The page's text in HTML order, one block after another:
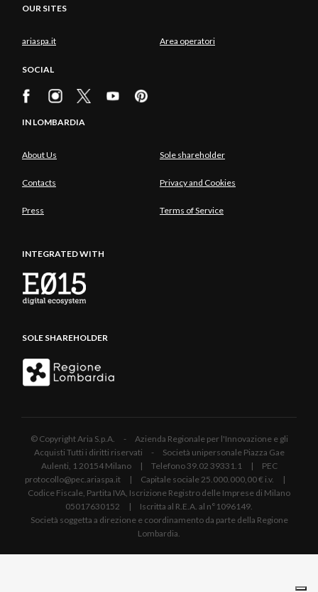
OUR SITES
ariaspa.it Area operatori
SOCIAL
IN LOMBARDIA
About Us Sole shareholder
Contacts Privacy and Cookies
Press Terms of Service
INTEGRATED WITH
SOLE SHAREHOLDER
© Copyright Aria S.p.A. - Azienda Regionale per l'Innovazione e gli
Acquisti Tutti i diritti riservati - Società unipersonale Piazza Gae
Aulenti, 1 20154 Milano | Telefono 39.02 39331.1 | PEC
protocollo@pec.ariaspa.it | Capitale sociale 25.000.000,00 € i.v. |
Codice Fiscale, Partita IVA, Iscrizione Registro delle Imprese di Milano
05017630152 | Iscritta al R.E.A. al n°1096149.
Società soggetta a direzione e coordinamento da parte della Regione
Lombardia.